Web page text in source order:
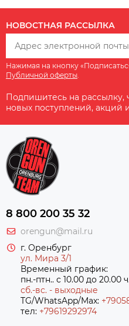
НОВОСТНАЯ РАССЫЛКА
Нажимая на кнопку
Публичной оферты
Подпишитесь на рассылку,
новых поступлений, акций
8 800 200 35 32
orengun@mail.ru
г. Оренбург
ул. Мира 3/1
Временный график:
пн.-птн.. с 10.00 до 20.00
сб.-вс. - выходные
TG/WhatsApp/Max:
тел: +79619292974